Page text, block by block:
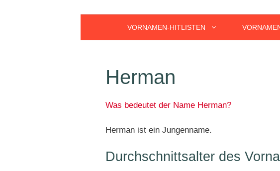
VORNAMEN-HITLISTEN
Herman
Was bedeutet der Name Herman?
Herman ist ein Jungenname.
Durchschnittsalter des